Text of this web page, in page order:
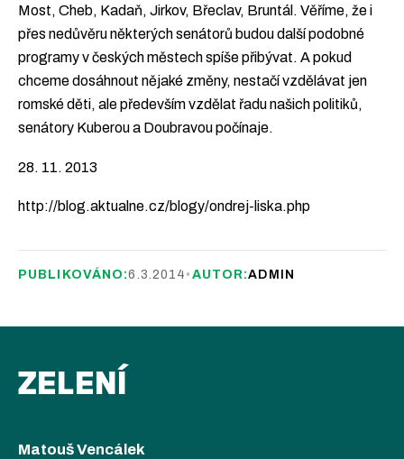
Most, Cheb, Kadaň, Jirkov, Břeclav, Bruntál. Věříme, že i
přes nedůvěru některých senátorů budou další podobné
programy v českých městech spíše přibývat. A pokud
chceme dosáhnout nějaké změny, nestačí vzdělávat jen
romské děti, ale především vzdělat řadu našich politiků,
senátory Kuberou a Doubravou počínaje.
28. 11. 2013
http://blog.aktualne.cz/blogy/ondrej-liska.php
PUBLIKOVÁNO:6.3.2014 • AUTOR:ADMIN
ZELENÍ
Matouš Vencálek